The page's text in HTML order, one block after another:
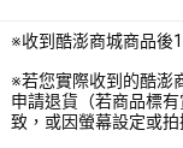
※收到酷澎商城商品後
※若您實際收到的酷澎
申請退貨（若商品標
致，或因螢幕設定或